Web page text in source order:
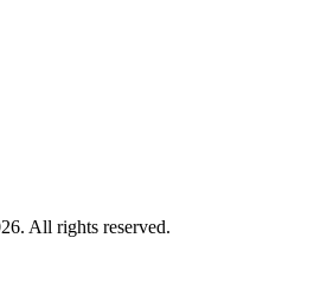
All rights reserved.